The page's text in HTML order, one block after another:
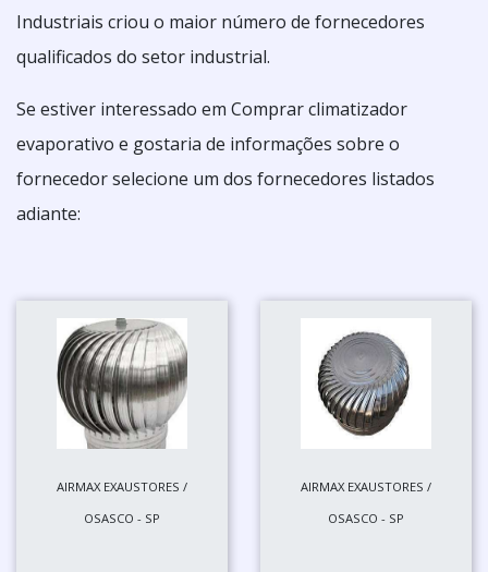
Industriais criou o maior número de fornecedores
qualificados do setor industrial.
Se estiver interessado em Comprar climatizador
evaporativo e gostaria de informações sobre o
fornecedor selecione um dos fornecedores listados
adiante:
AIRMAX EXAUSTORES /
OSASCO - SP
AIRMAX EXAUSTORES /
OSASCO - SP